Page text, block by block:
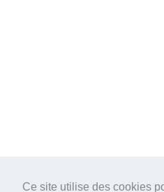
Ce site utilise des cookies